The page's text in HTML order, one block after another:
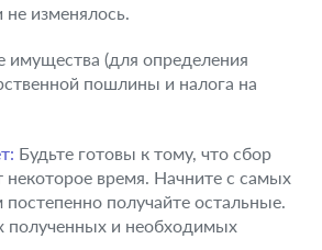
не изменялось.
имущества (для определения
пошлины и налога на
Будьте готовы к тому, что сбор
некоторое время. Начните с самых
постепенно получайте остальные.
полученных и необходимых